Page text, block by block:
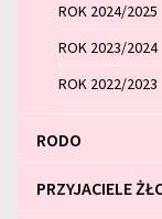
ROK 2024/2025
ROK 2023/2024
ROK 2022/2023
RODO
PRZYJACIELE